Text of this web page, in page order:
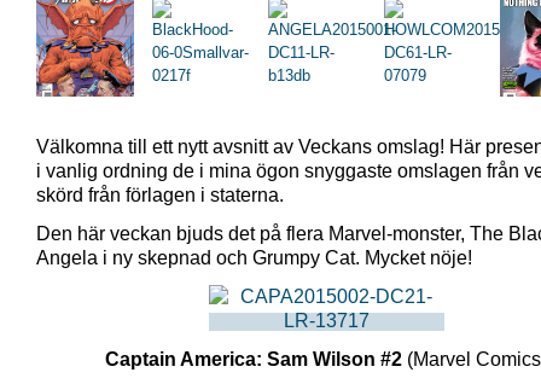
Välkomna till ett nytt avsnitt av Veckans omslag! Här
i vanlig ordning de i mina ögon snyggaste omslagen från
skörd från förlagen i staterna.
Den här veckan bjuds det på flera Marvel-monster, The
Angela i ny skepnad och Grumpy Cat. Mycket nöje!
Captain America: Sam Wilson #2 (Marvel